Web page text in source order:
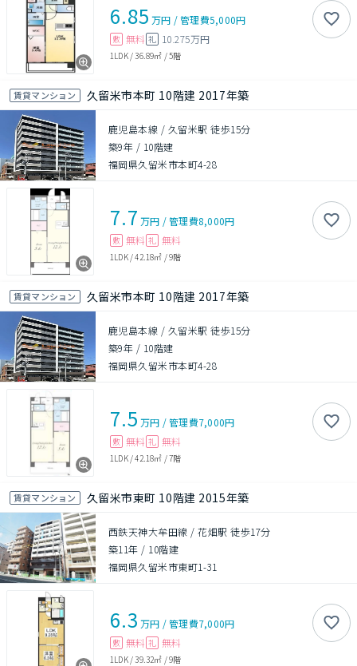
6.85 万円 /管理費5,000円
敷 無料 礼 10.275万円
1LDK/36.89㎡ /5階
賃貸マンション 久留米市本町 10階建 2017年築
鹿児島本線 / 久留米駅 徒歩15分
築9年 / 10階建
福岡県久留米市本町4-28
7.7 万円 /管理費8,000円
敷 無料 礼 無料
1LDK/42.18㎡ /9階
賃貸マンション 久留米市本町 10階建 2017年築
鹿児島本線 / 久留米駅 徒歩15分
築9年 / 10階建
福岡県久留米市本町4-28
7.5 万円 /管理費7,000円
敷 無料 礼 無料
1LDK/42.18㎡ /7階
賃貸マンション 久留米市東町 10階建 2015年築
西鉄天神大牟田線 / 花畑駅 徒歩17分
築11年 / 10階建
福岡県久留米市東町1-31
6.3 万円 /管理費7,000円
敷 無料 礼 無料
1LDK/39.32㎡ /9階